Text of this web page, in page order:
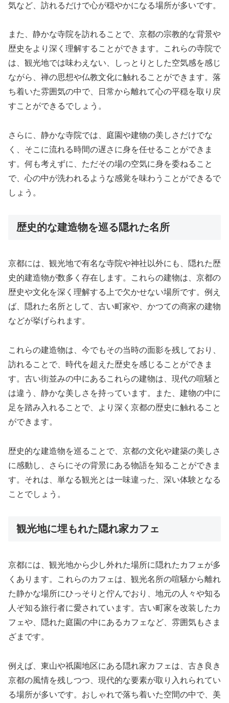
気など、訪れるだけで心が穏やかになる場所が多いです。
また、静かな寺院を訪れることで、京都の宗教的な背景や
歴史をより深く理解することができます。これらの寺院で
は、観光地では味わえない、しっとりとした空気感を感じ
ながら、禅の思想や仏教文化に触れることができます。落
ち着いた雰囲気の中で、日常から離れて心の平穏を取り戻
すことができるでしょう。
さらに、静かな寺院では、庭園や建物の美しさだけでな
く、そこに流れる時間の遅さに身を任せることができま
す。何も考えずに、ただその場の空気に身を委ねること
で、心の中が洗われるような感覚を味わうことができるで
しょう。
歴史的な建造物を巡る隠れた名所
京都には、観光地で有名な寺院や神社以外にも、隠れた歴
史的建造物が数多く存在します。これらの建物は、京都の
歴史や文化を深く理解する上で欠かせない場所です。例え
ば、隠れた名所として、古い町家や、かつての商家の建物
などが挙げられます。
これらの建造物は、今でもその当時の面影を残しており、
訪れることで、時代を超えた歴史を感じることができま
す。古い街並みの中にあるこれらの建物は、現代の喧騒と
は違う、静かな美しさを持っています。また、建物の中に
足を踏み入れることで、より深く京都の歴史に触れること
ができます。
歴史的な建造物を巡ることで、京都の文化や建築の美しさ
に感動し、さらにその背景にある物語を知ることができま
す。それは、単なる観光とは一味違った、深い体験となる
ことでしょう。
観光地に埋もれた隠れ家カフェ
京都には、観光地から少し外れた場所に隠れたカフェが多
くあります。これらのカフェは、観光名所の喧騒から離れ
た静かな場所にひっそりと佇んでおり、地元の人々や知る
人ぞ知る旅行者に愛されています。古い町家を改装したカ
フェや、隠れた庭園の中にあるカフェなど、雰囲気もさま
ざまです。
例えば、東山や祇園地区にある隠れ家カフェは、古き良き
京都の風情を残しつつ、現代的な要素が取り入れられてい
る場所が多いです。おしゃれで落ち着いた空間の中で、美